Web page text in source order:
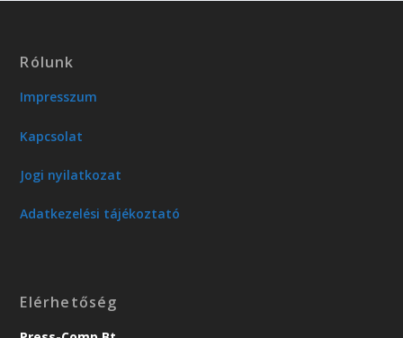
Rólunk
Impresszum
Kapcsolat
Jogi nyilatkozat
Adatkezelési tájékoztató
Elérhetőség